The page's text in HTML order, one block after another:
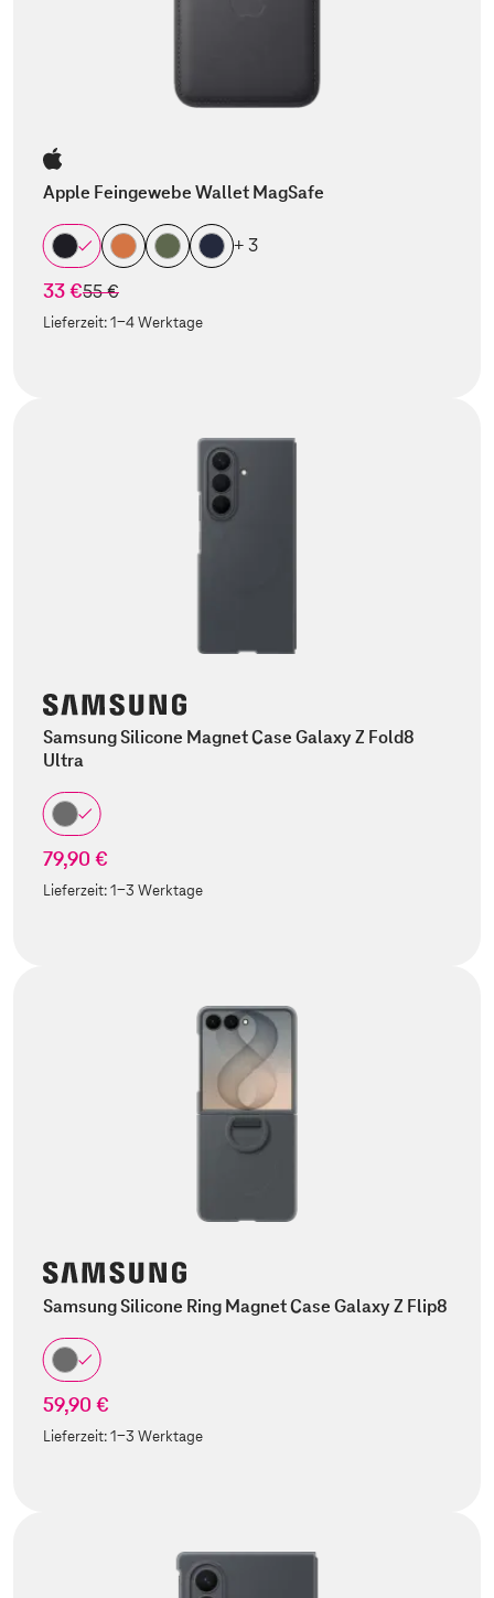
Apple Feingewebe Wallet MagSafe
+ 3
33 €statt
55 €
Lieferzeit:1-4 Werktage
Samsung Silicone Magnet Case Galaxy Z Fold8
Ultra
79,90 €
Lieferzeit:1-3 Werktage
Samsung Silicone Ring Magnet Case Galaxy Z Flip8
59,90 €
Lieferzeit:1-3 Werktage